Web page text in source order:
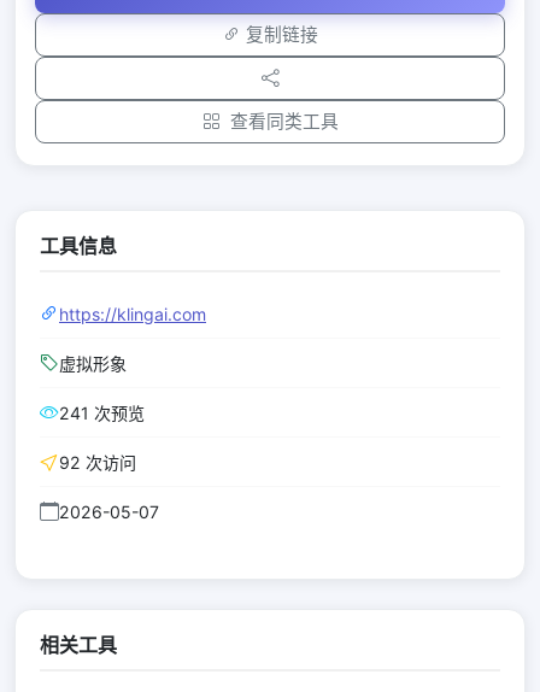
复制链接
查看同类工具
工具信息
https://klingai.com
虚拟形象
241 次预览
92 次访问
2026-05-07
相关工具